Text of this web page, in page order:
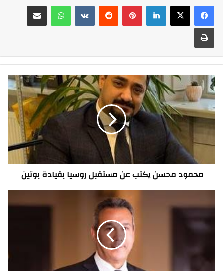
فيسبوك‫X لينكدإن بينتيريست واتساب مشاركة عبر البريد
طباعة
محمود
محسن
يكتب
عن
مستقبل
روسيا
بقيادة
محمود محسن يكتب عن مستقبل روسيا بقيادة بوتين
المؤسسات
تجدد